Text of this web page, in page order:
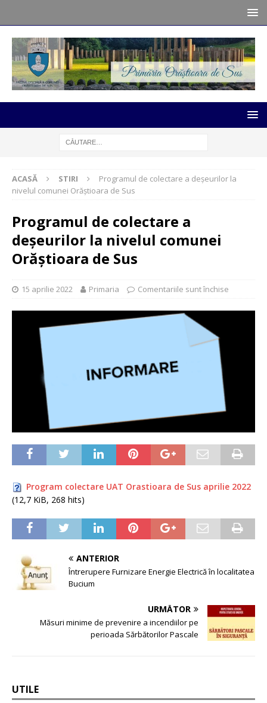
ACASĂ STIRI
Programul de colectare a deșeurilor la
nivelul comunei Orăștioara de Sus
Programul de colectare a
deșeurilor la nivelul comunei
Orăștioara de Sus
15 aprilie 2022 Primaria Comentariile sunt închise
Program colectare UAT Orastioara de Sus aprilie 2022
(12,7 KiB, 268 hits)
ANTERIOR
Întrerupere Furnizare Energie Electrică în localitatea
Bucium
URMĂTOR
Măsuri minime de prevenire a incendiilor pe
perioada Sărbătorilor Pascale
UTILE